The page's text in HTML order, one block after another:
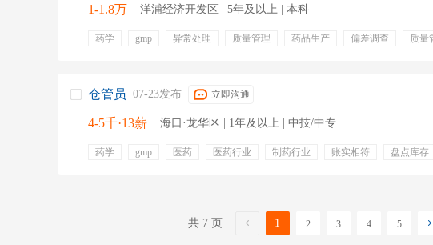
1-1.8万 洋浦经济开发区 | 5年及以上 | 本科
药学 gmp 异常处理 质量管理 药品生产 偏差调查
质量
仓管员 07-23发布 立即沟通
4-5千·13薪 海口·龙华区 | 1年及以上 | 中技/中专
药学 gmp 医药 医药行业 制药行业 账实相符
盘点库存
共 7 页 1 2 3 4 5